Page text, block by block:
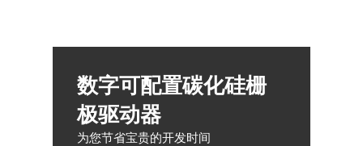
数字可配置碳化硅栅
极驱动器
为您节省宝贵的开发时间